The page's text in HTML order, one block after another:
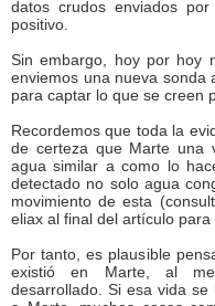
datos crudos enviados
positivo.
Sin embargo, hoy por hoy
enviemos una nueva sonda
para captar lo que se creen
Recordemos que toda la
de certeza que Marte una
agua similar a como lo
detectado no solo agua
movimiento de esta
eliax al final del artículo para
Por tanto, es plausible
existió en Marte, al
desarrollado. Si esa vida